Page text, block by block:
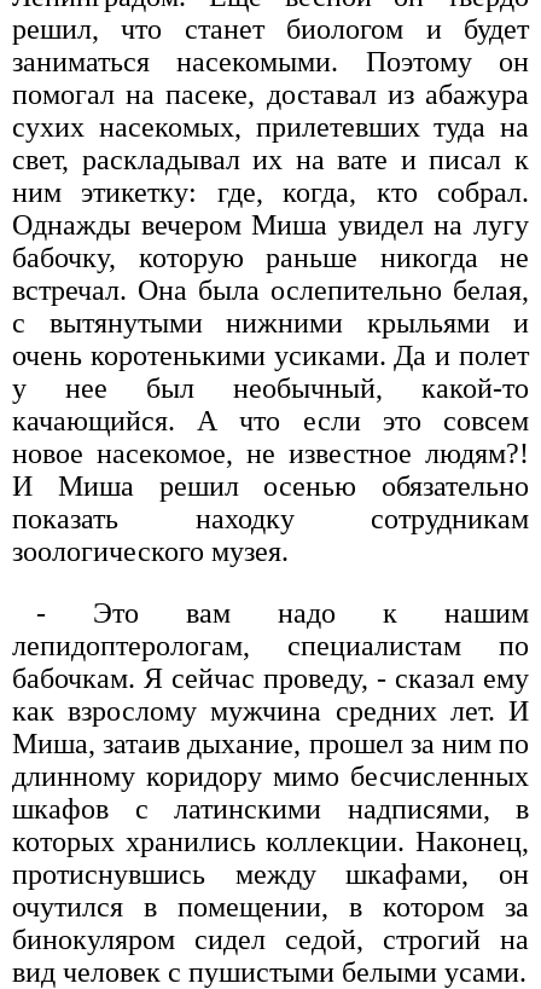
решил, что станет биологом и будет
заниматься насекомыми. Поэтому он
помогал на пасеке, доставал из абажура
сухих насекомых, прилетевших туда на
свет, раскладывал их на вате и писал к
ним этикетку: где, когда, кто собрал.
Однажды вечером Миша увидел на лугу
бабочку, которую раньше никогда не
встречал. Она была ослепительно белая,
с вытянутыми нижними крыльями и
очень коротенькими усиками. Да и полет
у нее был необычный, какой-то
качающийся. А что если это совсем
новое насекомое, не известное людям?!
И Миша решил осенью обязательно
показать находку сотрудникам
зоологического музея.
- Это вам надо к нашим
лепидоптерологам, специалистам по
бабочкам. Я сейчас проведу, - сказал ему
как взрослому мужчина средних лет. И
Миша, затаив дыхание, прошел за ним по
длинному коридору мимо бесчисленных
шкафов с латинскими надписями, в
которых хранились коллекции. Наконец,
протиснувшись между шкафами, он
очутился в помещении, в котором за
бинокуляром сидел седой, строгий на
вид человек с пушистыми белыми усами.